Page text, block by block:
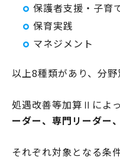
保護者支援・子育
保育実践
マネジメント
以上8種類があり、分野
処遇改善等加算Ⅱによ
ーダー、専門リーダー
それぞれ対象となる条